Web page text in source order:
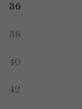
36
38
40
42